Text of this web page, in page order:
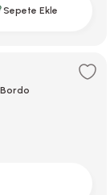
Sepete Ekle